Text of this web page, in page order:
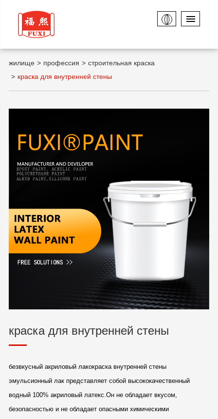
жилище профессия
строительная краска
краска для внутренней стены
краска для внутренней стены
безвкусный акриловый лакокраска внутренней стены
эмульсионный лак представляет собой высококачественный
водный 100% акриловый латекс.Он не обладает вкусом,
безопасностью и не обладает опасными химическими